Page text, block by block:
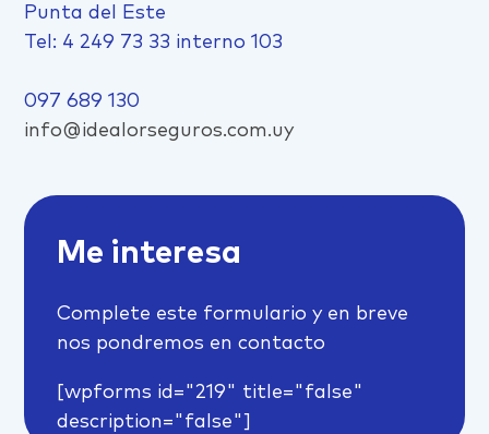
Punta del Este
Tel: 4 249 73 33 interno 103
097 689 130
info@idealorseguros.com.uy
Me interesa
Complete este formulario y en breve
nos pondremos en contacto
[wpforms id="219" title="false"
description="false"]